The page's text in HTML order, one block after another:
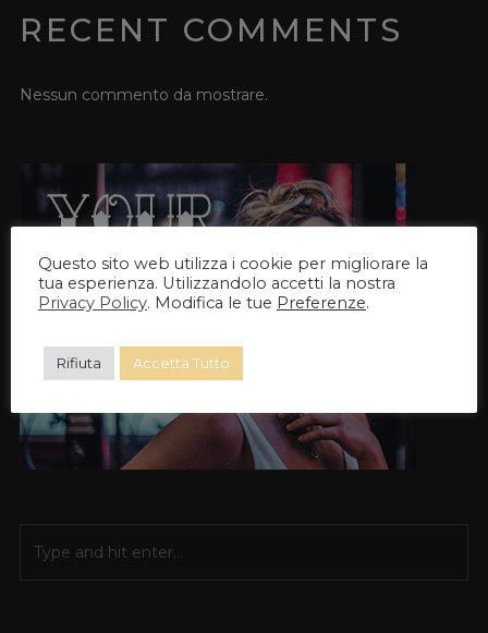
RECENT COMMENTS
Nessun commento da mostrare.
Questo sito web utilizza i cookie per migliorare la
tua esperienza. Utilizzandolo accetti la nostra
Privacy Policy. Modifica le tue Preferenze.
Rifiuta Accetta Tutto